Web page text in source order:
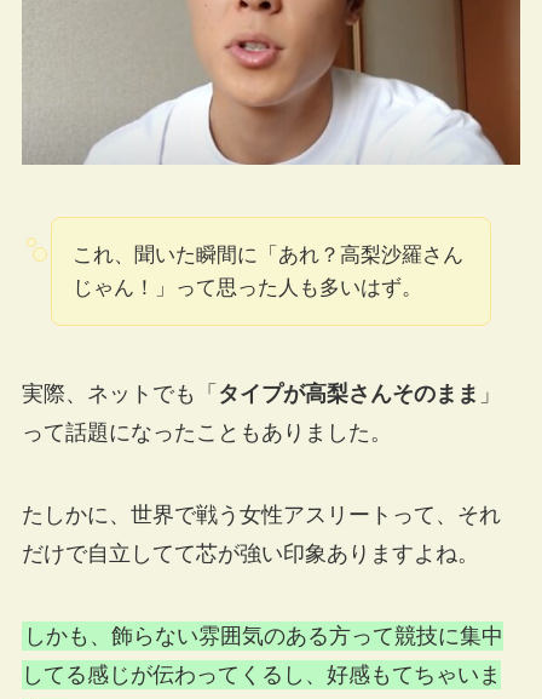
これ、聞いた瞬間に「あれ？高梨沙羅さん
じゃん！」って思った人も多いはず。
実際、ネットでも「 タイプが高梨さんそのまま 」
って話題になったこともありました。
たしかに、世界で戦う女性アスリートって、それ
だけで自立してて芯が強い印象ありますよね。
しかも、飾らない雰囲気のある方って競技に集中
してる感じが伝わってくるし、好感もてちゃいま